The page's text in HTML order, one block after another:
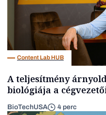
Content Lab HUB
A teljesítmény
biológiája a
BioTechUSA 4 perc